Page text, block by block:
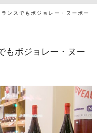
ンスでもボジョレー・ヌーボー
もボジョレー・ヌー